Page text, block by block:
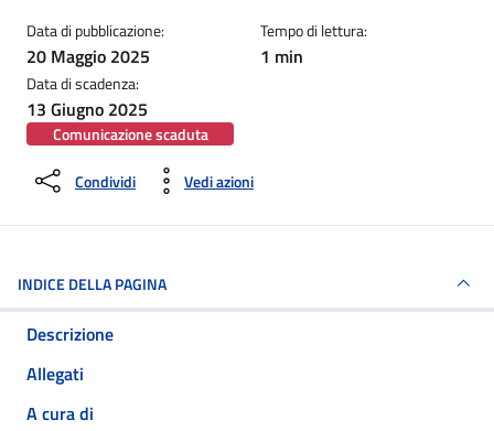
Data di pubblicazione:
20 Maggio 2025
Data di scadenza:
13 Giugno 2025
Comunicazione scaduta
Tempo di lettura:
1 min
Condividi Vedi azioni
INDICE DELLA PAGINA
Descrizione
Allegati
A cura di